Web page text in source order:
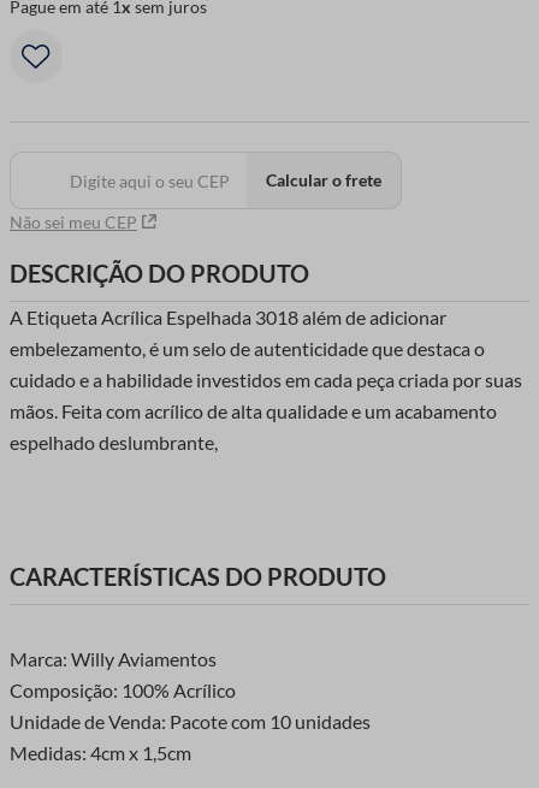
Pague em até 1 sem juros
Não sei meu CEP
Calcular o frete
DESCRIÇÃO DO PRODUTO
A Etiqueta Acrílica Espelhada 3018 além de adicionar
embelezamento, é um selo de autenticidade que destaca o
cuidado e a habilidade investidos em cada peça criada por suas
mãos. Feita com acrílico de alta qualidade e um acabamento
espelhado deslumbrante,
CARACTERÍSTICAS DO PRODUTO
Marca: Willy Aviamentos
Composição: 100% Acrílico
Unidade de Venda: Pacote com 10 unidades
Medidas: 4cm x 1,5cm